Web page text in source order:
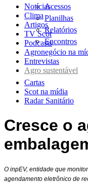
Acessos
Planilhas
Relatórios
Encontros
Notícias
Clima
Artigos
TV Scot
Podcasts
Agronegócio na
Entrevistas
Agro sustentável
Cartas
Scot na mídia
Radar Sanitário
Cresce o
O inpEV, entidade que
agendamento eletrônico de